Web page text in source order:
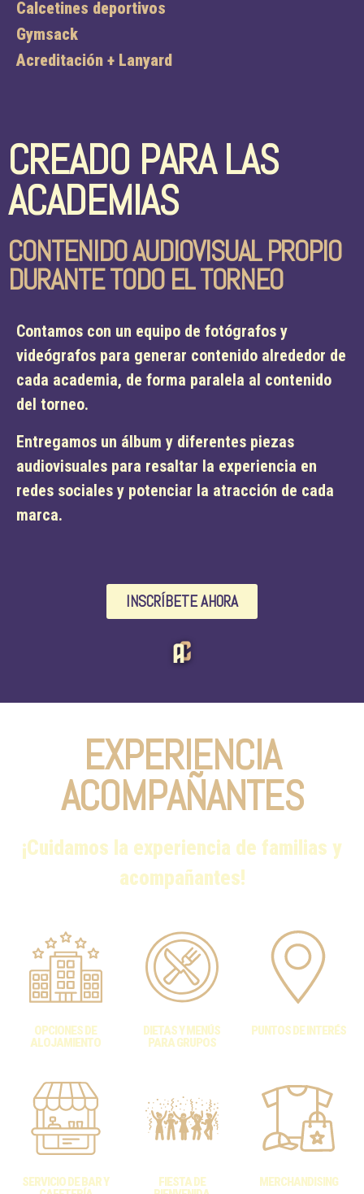
Calcetines deportivos
Gymsack
Acreditación + Lanyard
CREADO PARA LAS
ACADEMIAS
CONTENIDO AUDIOVISUAL PROPIO
DURANTE TODO EL TORNEO
Contamos con un equipo de fotógrafos y
videógrafos para generar contenido alrededor de
cada academia, de forma paralela al contenido
del torneo.
Entregamos un álbum y diferentes piezas
audiovisuales para resaltar la experiencia en
redes sociales y potenciar la atracción de cada
marca.
INSCRÍBETE AHORA
EXPERIENCIA
ACOMPAÑANTES
¡Cuidamos la experiencia de familias y
acompañantes!
OPCIONES DE
ALOJAMIENTO
DIETAS Y MENÚS
PARA GRUPOS
PUNTOS DE INTERÉS
SERVICIO DE BAR Y
FIESTA DE
MERCHANDISING